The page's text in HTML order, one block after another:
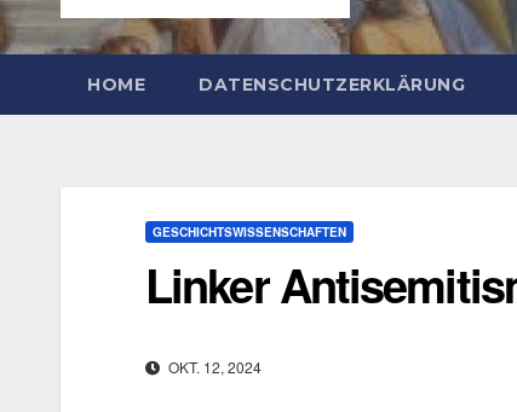
HOME DATENSCHUTZERKLÄRUNG
GESCHICHTSWISSENSCHAFTEN
Linker
OKT. 12, 2024